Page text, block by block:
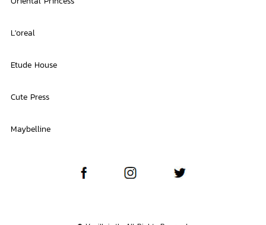
L'oreal
Etude House
Cute Press
Maybelline